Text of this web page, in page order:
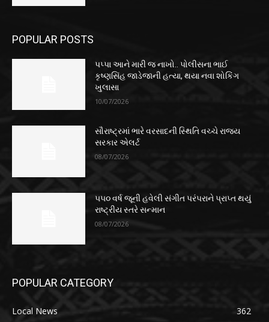
POPULAR POSTS
પપ્પા આને મારી જ નાખો.. પોલીસના ભાઈ
કૃષ્ણસિંહ જાડેજાની હત્યા, થયા નવા શોકિંગ
ખુલાસા
10/07/2026
સૌરાષ્ટ્રમાં ભારે વરસાદની સ્થિતિ વચ્ચે રાજ્ય
સરકાર એલર્ટ
08/07/2026
૫૫૦ વર્ષ જૂની હવેલી સંગીત પરંપરાને પ્રાપ્ત થયું
રાષ્ટ્રીય સ્તરે સન્માન
08/07/2026
POPULAR CATEGORY
Local News
362